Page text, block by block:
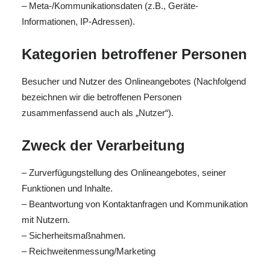
– Meta-/Kommunikationsdaten (z.B., Geräte-
Informationen, IP-Adressen).
Kategorien betroffener Personen
Besucher und Nutzer des Onlineangebotes (Nachfolgend
bezeichnen wir die betroffenen Personen
zusammenfassend auch als „Nutzer“).
Zweck der Verarbeitung
– Zurverfügungstellung des Onlineangebotes, seiner
Funktionen und Inhalte.
– Beantwortung von Kontaktanfragen und Kommunikation
mit Nutzern.
– Sicherheitsmaßnahmen.
– Reichweitenmessung/Marketing